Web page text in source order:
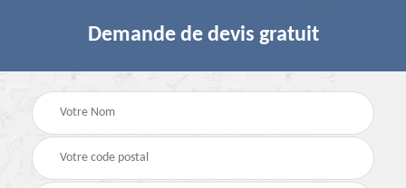
Demande de devis gratuit